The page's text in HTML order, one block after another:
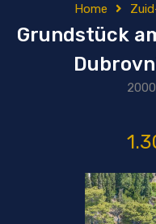
Home
Grundstück